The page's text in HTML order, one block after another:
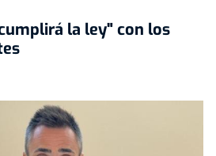
la ley" con los